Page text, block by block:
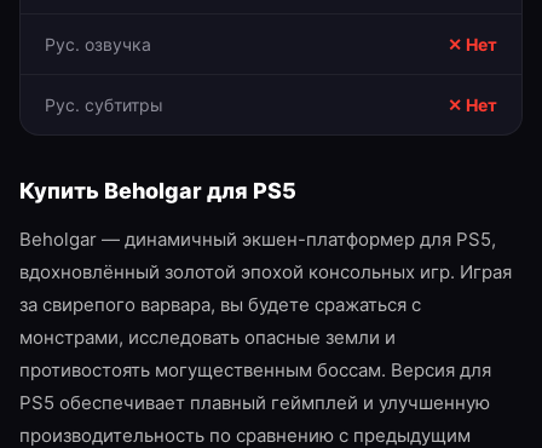
Рус. озвучка ✕ Нет
Рус. субтитры ✕ Нет
Купить Beholgarдля PS5
Beholgar — динамичный экшен-платформер для PS5,
вдохновлённый золотой эпохой консольных игр. Играя
за свирепого варвара, вы будете сражаться с
монстрами, исследовать опасные земли и
противостоять могущественным боссам. Версия для
PS5 обеспечивает плавный геймплей и улучшенную
производительность по сравнению с предыдущим